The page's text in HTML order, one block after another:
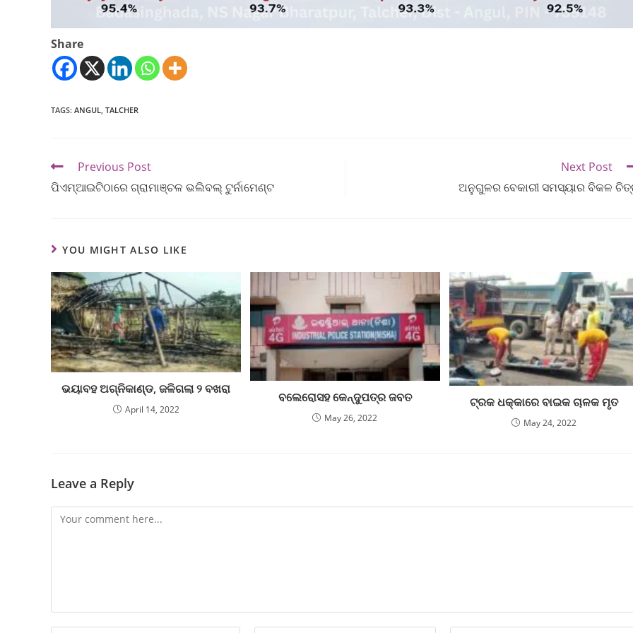
Share
TAGS: ANGUL TALCHER
Previous Post
ପିଏମ୍‌ଆଇଟିଠାରେ ଗ୍ରାମାଞ୍ଚଳ ଭଲିବଲ୍‌ ଟୁର୍ନାମେଣ୍ଟ
Next Post
ଅନୁଗୁଳର ବେକାରୀ ସମସ୍ୟାର ବିକଳ
YOU MIGHT ALSO LIKE
ଭୟାବହ ଅଗ୍ନିକାଣ୍ଡ, ଜଳିଗଲା ୨ ବଖରା
April 14, 2022
ବଲେରୋସହ କେନ୍ଦୁପତ୍ର ଜବତ
May 26, 2022
ଟ୍ରକ ଧକ୍କାରେ ବାଇକ ଚାଳକ ମୃତ
May 24, 2022
Leave a Reply